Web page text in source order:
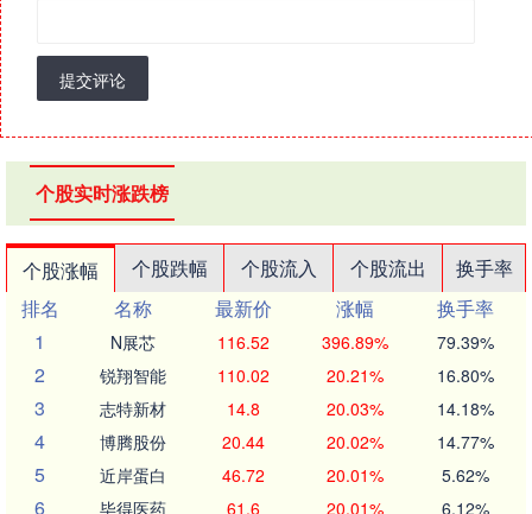
提交评论
个股实时涨跌榜
个股涨幅 个股跌幅 个股流入 个股流出
换手率
排名
名称 最新价 涨幅
换手率
1
N展芯 116.52 396.89% 79.39%
2 锐翔智能 110.02 20.21% 16.80%
3 志特新材 14.8 20.03% 14.18%
4 博腾股份 20.44 20.02% 14.77%
5 近岸蛋白 46.72 20.01% 5.62%
6 毕得医药 61.6 20.01% 6.12%